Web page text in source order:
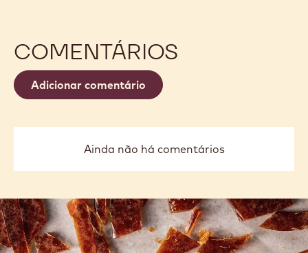
COMENTÁRIOS
Adicionar comentário
Ainda não há comentários